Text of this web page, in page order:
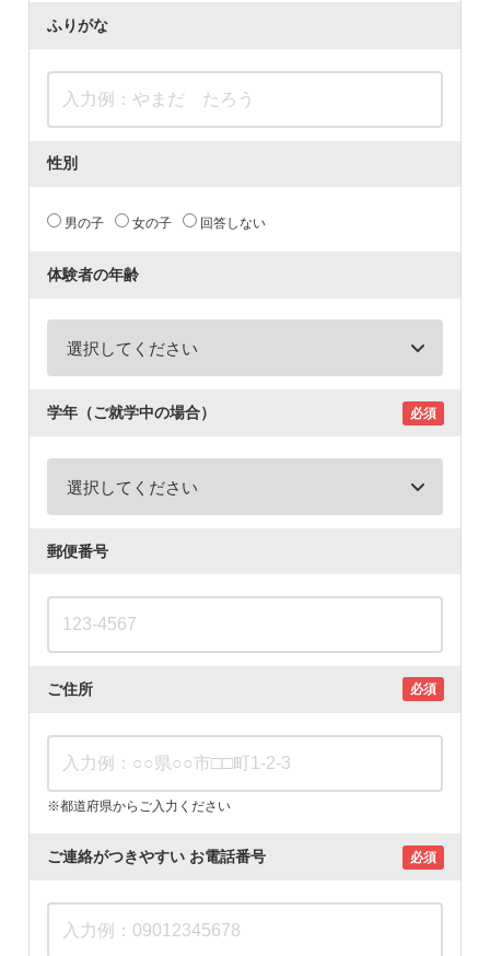
ふりがな
性別
男の子 女の子 回答しない
体験者の年齢
学年（ご就学中の場合） 必須
郵便番号
ご住所 必須
※都道府県からご入力ください
ご連絡がつきやすいお電話番号 必須